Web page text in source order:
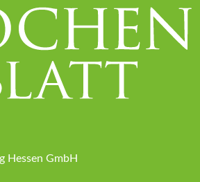
Hessen GmbH